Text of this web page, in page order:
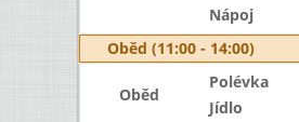
Nápoj
Oběd (11:00 - 14:00)
Oběd
Polévka
Jídlo